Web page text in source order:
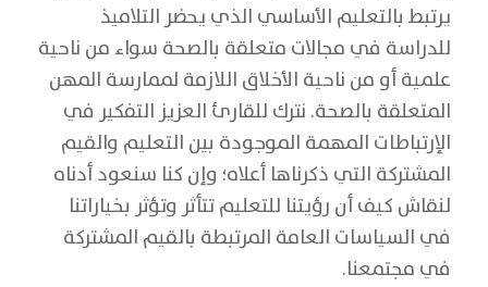
يرتبط بالتعليم الأساسي الذي يحضر التلاميذ
للدراسة في مجالات متعلقة بالصحة سواء من ناحية
علمية أو من ناحية الأخلاق اللازمة لممارسة المهن
المتعلقة بالصحة. نترك للقارئ العزيز التفكير في
الإرتباطات المهمة الموجودة بين التعليم والقيم
المشتركة التي ذكرناها أعلاه؛ وإن كنا سنعود أدناه
لنقاش كيف أن رؤيتنا للتعليم تتأثر وتؤثر بخياراتنا
في السياسات العامة المرتبطة بالقيم المشتركة
في مجتمعنا.